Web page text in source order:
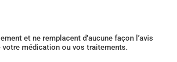
et ne remplacent d’aucune façon l’avis
médication ou vos traitements.